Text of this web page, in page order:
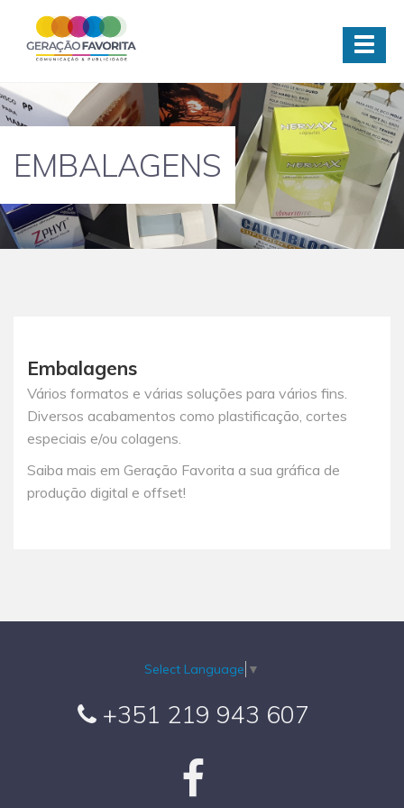
EMBALAGENS
Embalagens
Vários formatos e várias soluções para vários fins.
Diversos acabamentos como plastificação, cortes
especiais e/ou colagens.
Saiba mais em Geração Favorita a sua gráfica de
produção digital e offset!
Select Language ▼
+351 219 943 607